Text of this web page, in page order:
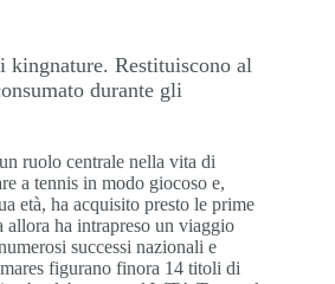
Restituiscono al
durante gli
ruolo centrale nella vita di
a tennis in modo giocoso e,
età, ha acquisito presto le prime
allora ha intrapreso un viaggio
successi nazionali e
figurano finora 14 titoli di